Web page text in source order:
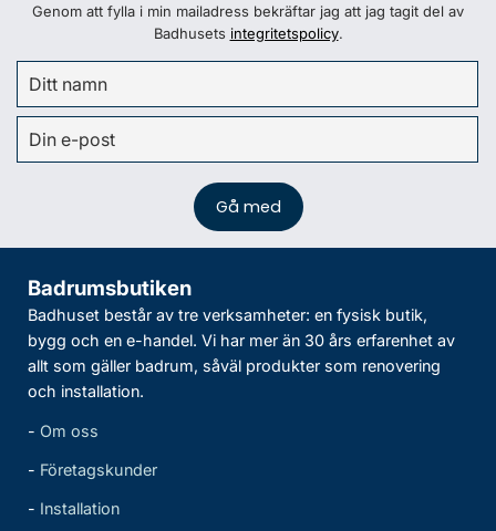
Genom att fylla i min mailadress bekräftar jag att jag tagit del av
Badhusets integritetspolicy.
Badrumsbutiken
Badhuset består av tre verksamheter: en fysisk butik,
bygg och en e-handel. Vi har mer än 30 års erfarenhet av
allt som gäller badrum, såväl produkter som renovering
och installation.
- Om oss
- Företagskunder
- Installation